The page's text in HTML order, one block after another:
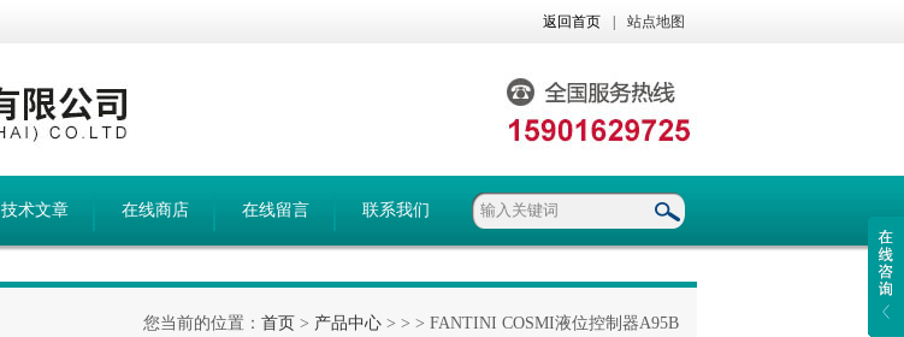
返回首页 站点地图
技术文章 在线商店 在线留言 联系我们
您当前的位置： 首页 > 产品中心 > > > FANTINI COSMI液位控制器A95B